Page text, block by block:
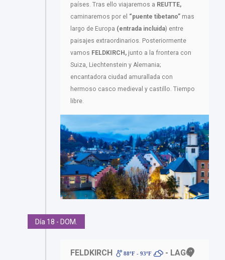
países. Tras ello viajaremos a REUTTE,
caminaremos por el “puente tibetano” mas
largo de Europa (entrada incluida) entre
paisajes extraordinarios. Posteriormente
vamos FELDKIRCH, junto a la frontera con
Suiza, Liechtenstein y Alemania;
encantadora ciudad amurallada con
hermoso casco medieval y castillo. Tiempo
libre.
Día 18 - DOM.
FELDKIRCH 88ºF - 93ºF
- LAGO